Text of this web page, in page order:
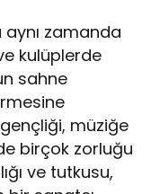
aynı zamanda
kulüplerde
sahne
gençliği, müziğe
birçok zorluğu
ve tutkusu,